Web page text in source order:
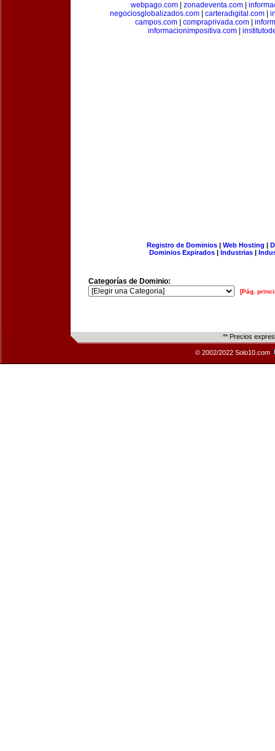
webpago.com
zonadeventa.com
negociosglobalizados.com
carteradigital.com
campos.com
compraprivada.com
informacionimpositiva.com
Registro de Dominios| Web Hosting |
Dominios Expirados | Industrias |
Categorías de Dominio:
[Pág.
** Precios
© 2002/2022 Solo10.com